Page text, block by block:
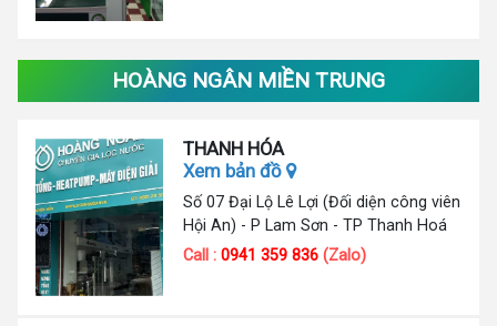
HOÀNG NGÂN MIỀN TRUNG
THANH HÓA
Xem bản đồ
Số 07 Đại Lộ Lê Lợi (Đối diện công viên
Hội An) - P Lam Sơn - TP Thanh Hoá
Call :0941 359 836 (Zalo)